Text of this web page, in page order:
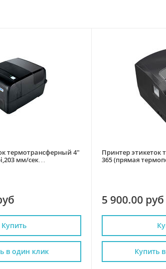
термотрансферный 4"
мм/сек
Купить
в один клик
Принтер этикеток
365 (прямая
5 900.00 руб
Купить